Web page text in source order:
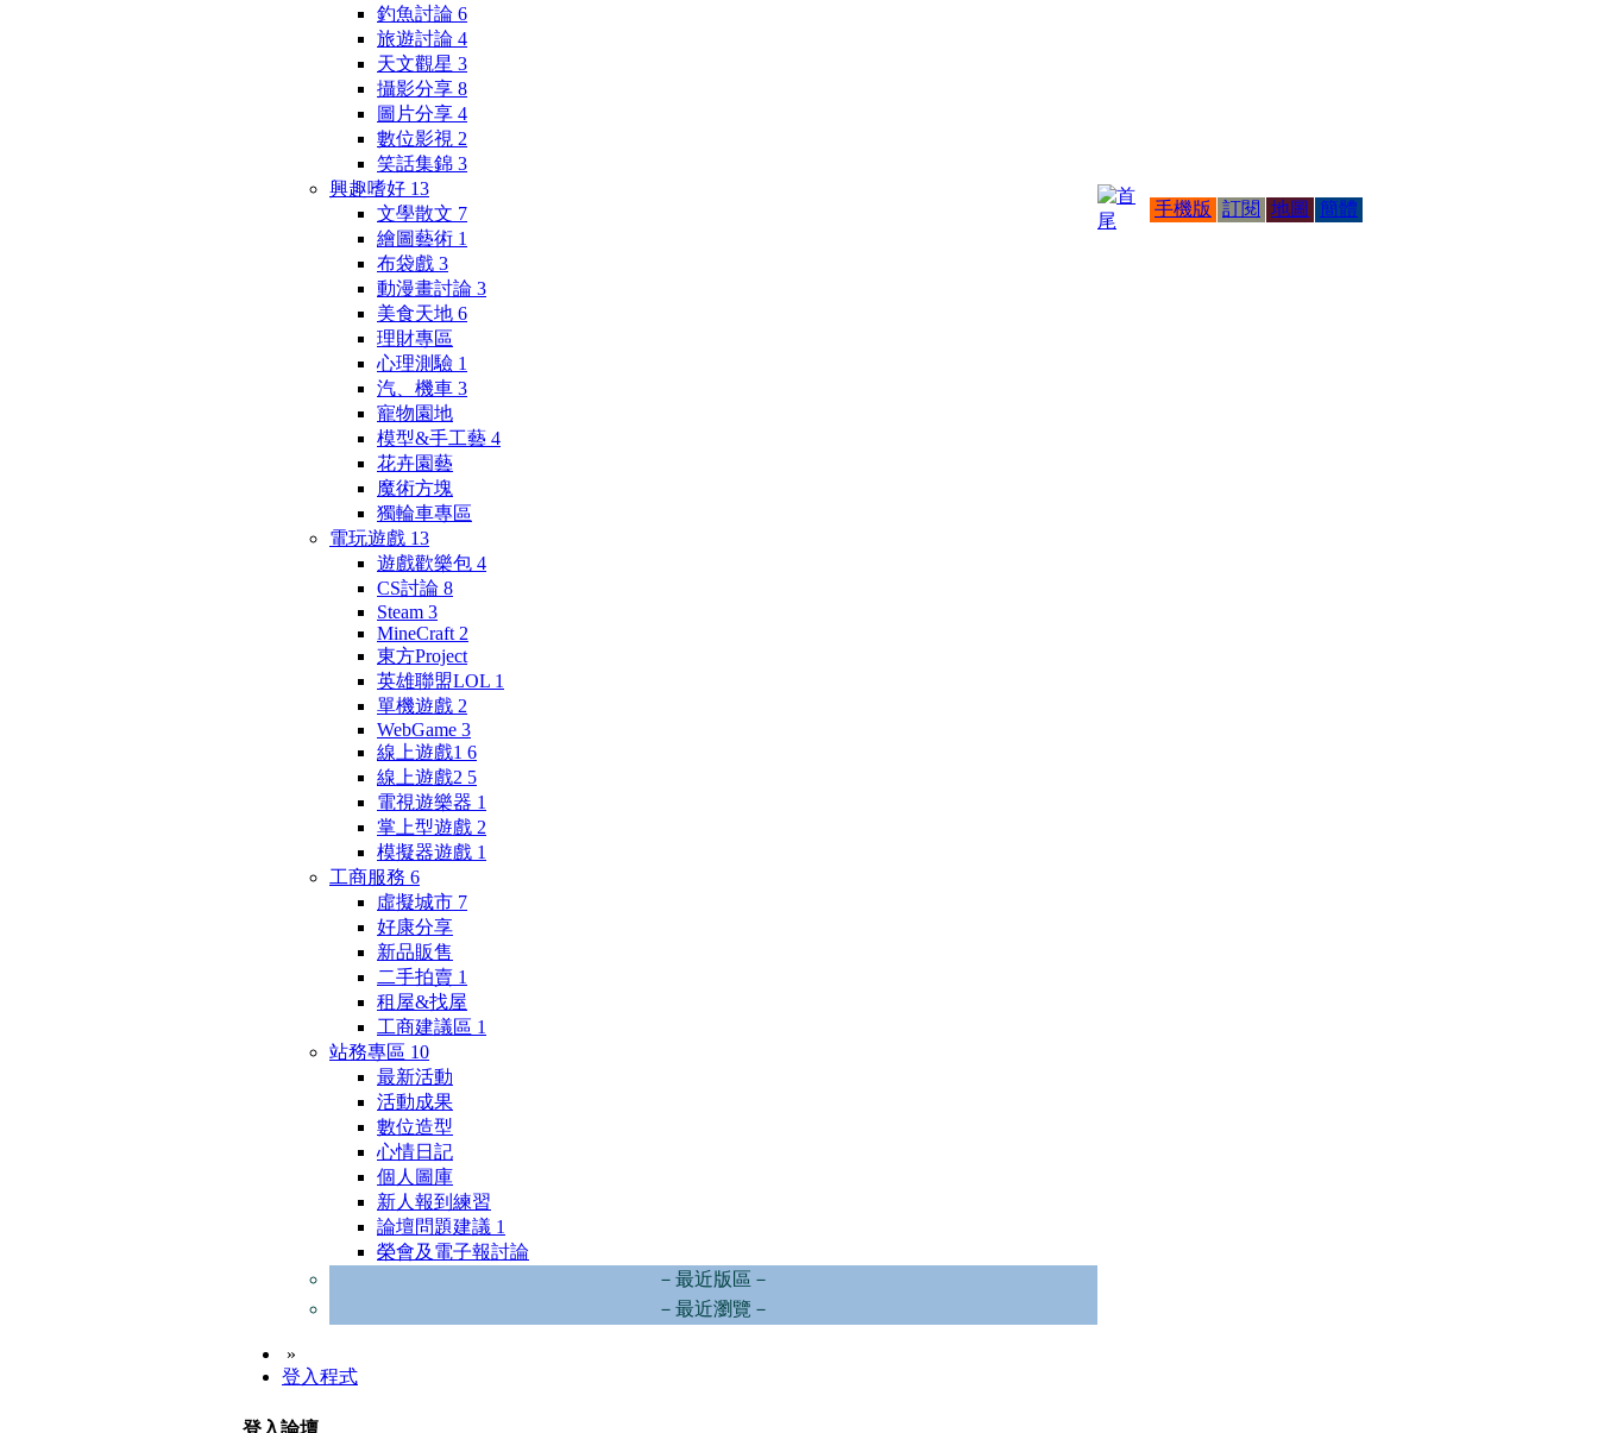
釣魚討論 6
旅遊討論 4
天文觀星 3
攝影分享 8
圖片分享 4
數位影視 2
笑話集錦 3
興趣嗜好 13
文學散文 7
繪圖藝術 1
布袋戲 3
動漫畫討論 3
美食天地 6
理財專區
心理測驗 1
汽、機車 3
寵物園地
模型&手工藝 4
花卉園藝
魔術方塊
獨輪車專區
電玩遊戲 13
遊戲歡樂包 4
CS討論 8
Steam 3
MineCraft 2
東方Project
英雄聯盟LOL 1
單機遊戲 2
WebGame 3
線上遊戲1 6
線上遊戲2 5
電視遊樂器 1
掌上型遊戲 2
模擬器遊戲 1
工商服務 6
虛擬城市 7
好康分享
新品販售
二手拍賣 1
租屋&找屋
工商建議區 1
站務專區 10
最新活動
活動成果
數位造型
心情日記
個人圖庫
新人報到練習
論壇問題建議 1
榮會及電子報討論
－最近版區－
－最近瀏覽－
»
登入程式
手機版 訂閱 地圖 簡體
登入論壇